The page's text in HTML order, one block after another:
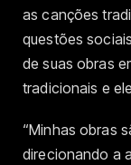
as canções
questões
de suas obras
tradicionais e
“Minhas obras
direcionando a